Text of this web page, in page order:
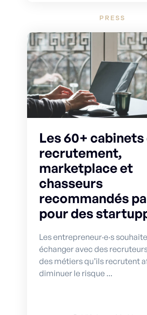
PRESS
Les 60+ cabinets
recrutement,
marketplace et
chasseurs
recommandés
pour des
Les entrepreneur·e·s
échanger avec des
des métiers qu’ils recrutent
diminuer le risque ...